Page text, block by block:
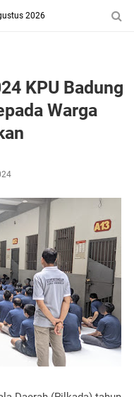
2026
KPU Badung
Warga